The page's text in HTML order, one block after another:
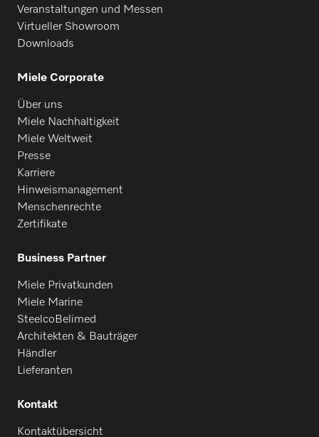
Veranstaltungen und Messen
Virtueller Showroom
Downloads
Miele Corporate
Über uns
Miele Nachhaltigkeit
Miele Weltweit
Presse
Karriere
Hinweismanagement
Menschenrechte
Zertifikate
Business Partner
Miele Privatkunden
Miele Marine
SteelcoBelimed
Architekten & Bauträger
Händler
Lieferanten
Kontakt
Kontaktübersicht